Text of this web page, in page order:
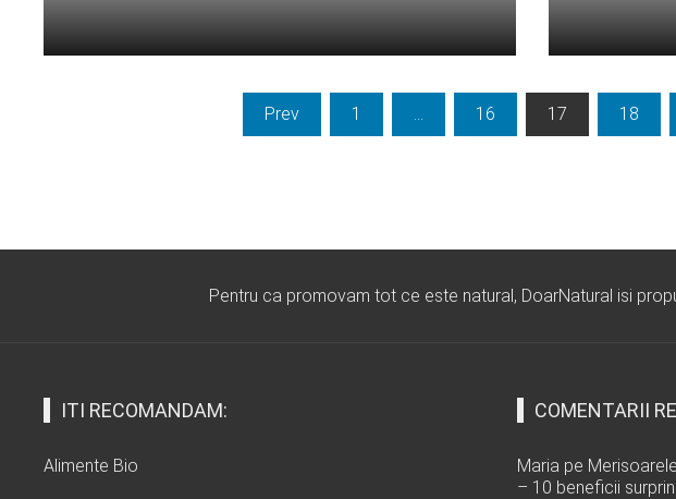
Prev 1 … 16 17 18
Pentru ca promovam tot ce este natural, DoarNatural isi
ITI RECOMANDAM:
Alimente Bio
COMENTARII
Maria pe
– 10 beneficii